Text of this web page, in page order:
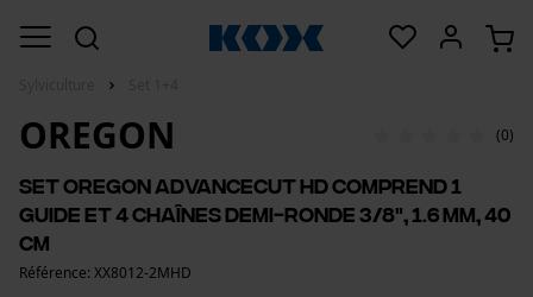
OREGON (0)
Set Oregon AdvanceCut HD comprend 1
guide et 4 chaînes demi-ronde 3/8", 1.6 mm, 40
cm
Référence: XX8012-2MHD